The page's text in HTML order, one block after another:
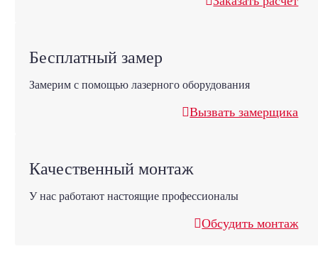
Бесплатный замер
Замерим с помощью лазерного оборудования
Вызвать замерщика
Качественный монтаж
У нас работают настоящие профессионалы
Обсудить монтаж